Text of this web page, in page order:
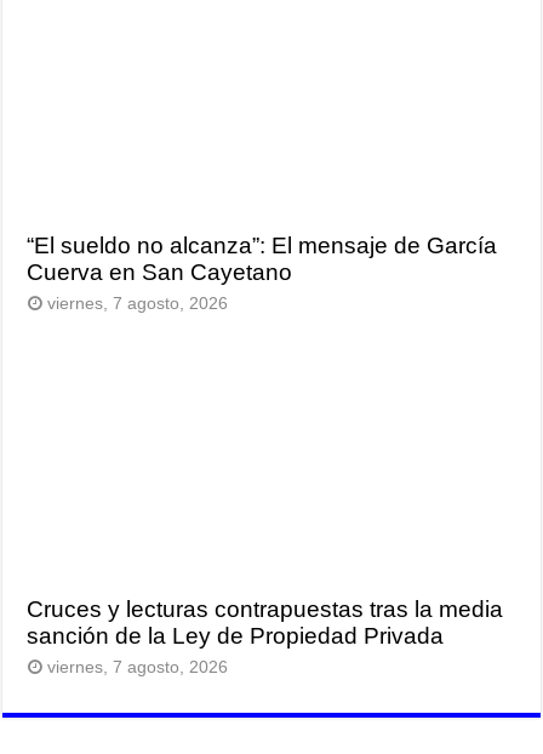
“El sueldo no alcanza”: El mensaje de García
Cuerva en San Cayetano
viernes, 7 agosto, 2026
Cruces y lecturas contrapuestas tras la media
sanción de la Ley de Propiedad Privada
viernes, 7 agosto, 2026